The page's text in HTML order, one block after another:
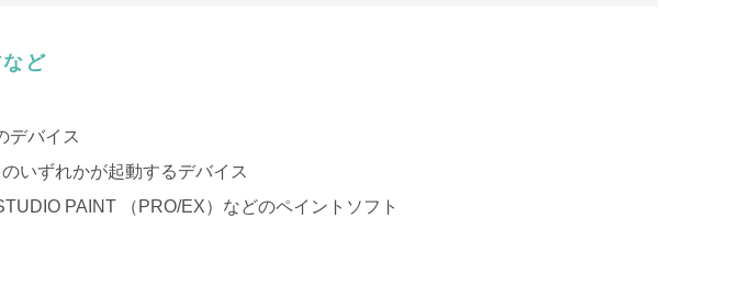
ど
デバイス
いずれかが起動するデバイス
PAINT （PRO/EX）などのペイントソフト